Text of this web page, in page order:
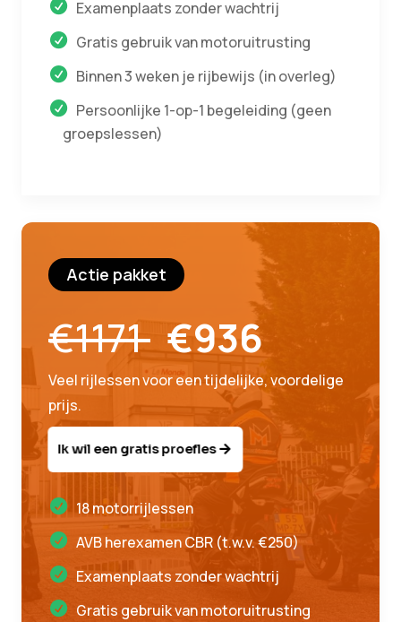
Examenplaats zonder wachtrij
Gratis gebruik van motoruitrusting
Binnen 3 weken je rijbewijs (in overleg)
Persoonlijke 1-op-1 begeleiding (geen
groepslessen)
Actie pakket
€1171 €936
Veel rijlessen voor een tijdelijke, voordelige
prijs.
Ik wil een gratis proefles
18 motorrijlessen
AVB herexamen CBR (t.w.v. €250)
Examenplaats zonder wachtrij
Gratis gebruik van motoruitrusting